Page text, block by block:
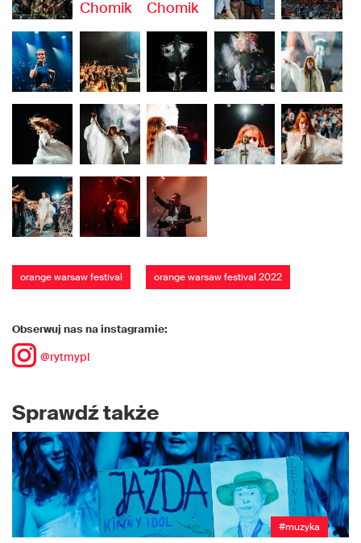
orange warsaw festival orange warsaw festival 2022
Obserwuj nas na instagramie:
@rytmypl
Sprawdź także
#muzyka